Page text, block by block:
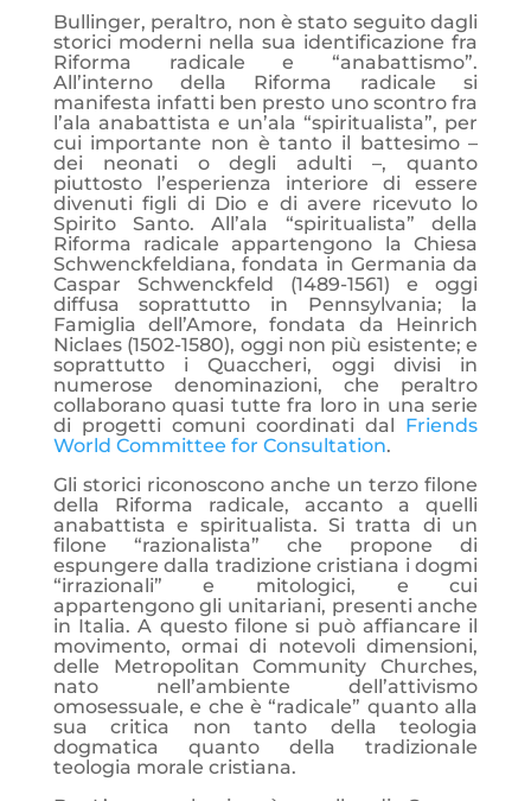
Bullinger, peraltro, non è stato seguito dagli
storici moderni nella sua identificazione fra
Riforma radicale e “anabattismo”.
All’interno della Riforma radicale si
manifesta infatti ben presto uno scontro fra
l’ala anabattista e un’ala “spiritualista”, per
cui importante non è tanto il battesimo –
dei neonati o degli adulti –, quanto
piuttosto l’esperienza interiore di essere
divenuti figli di Dio e di avere ricevuto lo
Spirito Santo. All’ala “spiritualista” della
Riforma radicale appartengono la Chiesa
Schwenckfeldiana, fondata in Germania da
Caspar Schwenckfeld (1489-1561) e oggi
diffusa soprattutto in Pennsylvania; la
Famiglia dell’Amore, fondata da Heinrich
Niclaes (1502-1580), oggi non più esistente; e
soprattutto i Quaccheri, oggi divisi in
numerose denominazioni, che peraltro
collaborano quasi tutte fra loro in una serie
di progetti comuni coordinati dal Friends
World Committee for Consultation.
Gli storici riconoscono anche un terzo filone
della Riforma radicale, accanto a quelli
anabattista e spiritualista. Si tratta di un
filone “razionalista” che propone di
espungere dalla tradizione cristiana i dogmi
“irrazionali” e mitologici, e cui
appartengono gli unitariani, presenti anche
in Italia. A questo filone si può affiancare il
movimento, ormai di notevoli dimensioni,
delle Metropolitan Community Churches,
nato nell’ambiente dell’attivismo
omosessuale, e che è “radicale” quanto alla
sua critica non tanto della teologia
dogmatica quanto della tradizionale
teologia morale cristiana.